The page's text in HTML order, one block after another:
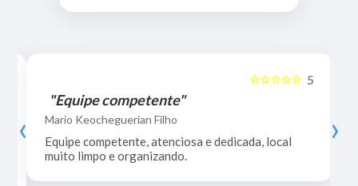
5
☆☆☆☆☆
"Equipe competente"
Mario Keocheguerian Filho
Equipe competente, atenciosa e dedicada, local
muito limpo e organizando.
‹ ›